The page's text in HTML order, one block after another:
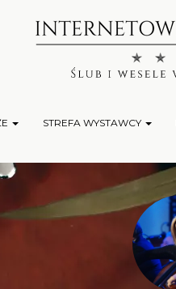
STREFA WYSTAWCY